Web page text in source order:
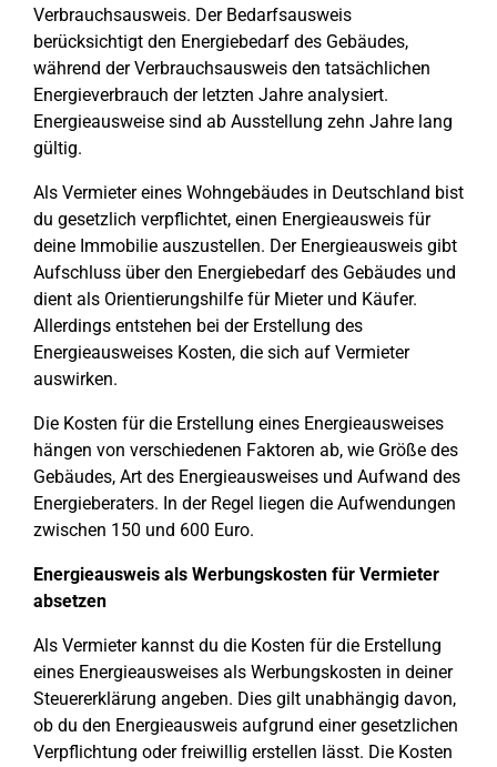
Verbrauchsausweis. Der Bedarfsausweis
berücksichtigt den Energiebedarf des Gebäudes,
während der Verbrauchsausweis den tatsächlichen
Energieverbrauch der letzten Jahre analysiert.
Energieausweise sind ab Ausstellung zehn Jahre lang
gültig.
Als Vermieter eines Wohngebäudes in Deutschland bist
du gesetzlich verpflichtet, einen Energieausweis für
deine Immobilie auszustellen. Der Energieausweis gibt
Aufschluss über den Energiebedarf des Gebäudes und
dient als Orientierungshilfe für Mieter und Käufer.
Allerdings entstehen bei der Erstellung des
Energieausweises Kosten, die sich auf Vermieter
auswirken.
Die Kosten für die Erstellung eines Energieausweises
hängen von verschiedenen Faktoren ab, wie Größe des
Gebäudes, Art des Energieausweises und Aufwand des
Energieberaters. In der Regel liegen die Aufwendungen
zwischen 150 und 600 Euro.
Energieausweis als Werbungskosten für Vermieter
absetzen
Als Vermieter kannst du die Kosten für die Erstellung
eines Energieausweises als Werbungskosten in deiner
Steuererklärung angeben. Dies gilt unabhängig davon,
ob du den Energieausweis aufgrund einer gesetzlichen
Verpflichtung oder freiwillig erstellen lässt. Die Kosten